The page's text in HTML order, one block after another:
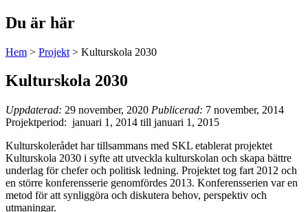
Du är här
Hem > Projekt > Kulturskola 2030
Kulturskola 2030
Uppdaterad: 29 november, 2020 Publicerad: 7 november, 2014
Projektperiod: januari 1, 2014 till januari 1, 2015
Kulturskolerådet har tillsammans med SKL etablerat projektet
Kulturskola 2030 i syfte att utveckla kulturskolan och skapa bättre
underlag för chefer och politisk ledning. Projektet tog fart 2012 och
en större konferensserie genomfördes 2013. Konferensserien var en
metod för att synliggöra och diskutera behov, perspektiv och
utmaningar.